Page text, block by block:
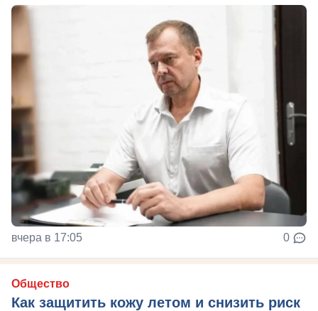
вчера в 17:05 0
Общество
Как защитить кожу летом и снизить риск